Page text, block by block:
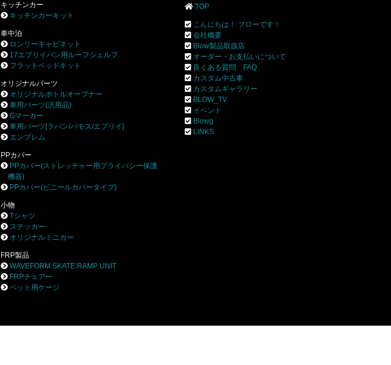
キッチンカー
キッチンカーキット
車中泊
ロンリーキャビネット
17エブリイバン用ルーフシェルフ
フラットベッドキット
オリジナルパーツ
オリジナルボトルオープナー
車用パーツ(汎用品)
Gマーカー
車用パーツ[ラパン/バモス/エブリイ]
エンブレム
PPカバー
PPカバー(ストレッチャー用プライバシー保護
機器)
PPカバー(ビニールカバータイプ)
小物
Tシャツ
ステッカー
オリジナルミニカー
FRP製品
WAVEFORM SKATE RAMP UNIT
FRPチェアー
ペット用ケージ
TOP
こんにちは！ ブローです！
会社概要
Blow製品取扱店
オーダー・お支払いについて
良くある質問 FAQ
カスタム中古車
カスタムギャラリー
BLOW_TV
イベント
Blowg
LINKS